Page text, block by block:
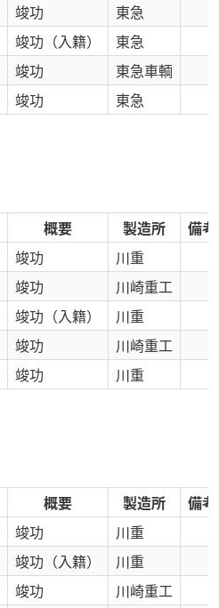
竣功
東急
竣功 （入籍）
東急
竣功
東急車輌
竣功 東急
概要 製造所
備
竣功
川重
竣功
川崎重工
竣功 （入籍）
川重
竣功
川崎重工
竣功 川重
概要 製造所
備
竣功
川重
竣功 （入籍）
川重
竣功
川崎重工